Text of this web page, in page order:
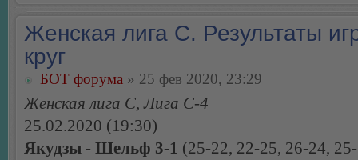
Женская лига С. Результаты
круг
БОТ форума » 25 фев 2020, 23:29
Женская лига С, Лига С-4
25.02.2020 (19:30)
Якудзы - Шельф 3-1 (25-22, 22-25, 26-24,